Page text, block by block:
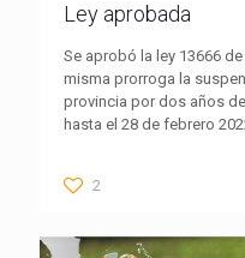
Ley aprobada
Se aprobó la ley 13666
misma prorroga la
provincia por dos años
hasta el 28 de febrero
2